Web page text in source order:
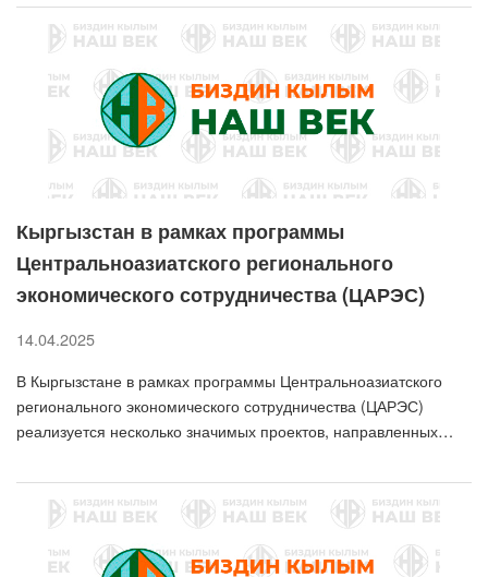
Кыргызстан в рамках программы
Центральноазиатского регионального
экономического сотрудничества (ЦАРЭС)
14.04.2025
В Кыргызстане в рамках программы Центральноазиатского
регионального экономического сотрудничества (ЦАРЭС)
реализуется несколько значимых проектов, направленных…